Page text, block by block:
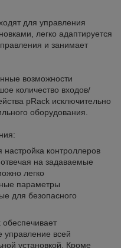
для управления
легко адаптируется
и занимает
возможности
количество входов/
pRack исключительно
оборудования.
настройка контроллеров
на задаваемые
легко
параметры
для безопасного
обеспечивает
управление всей
установкой. Кроме